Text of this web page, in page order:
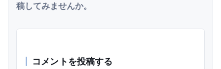
稿してみませんか。
コメントを投稿する